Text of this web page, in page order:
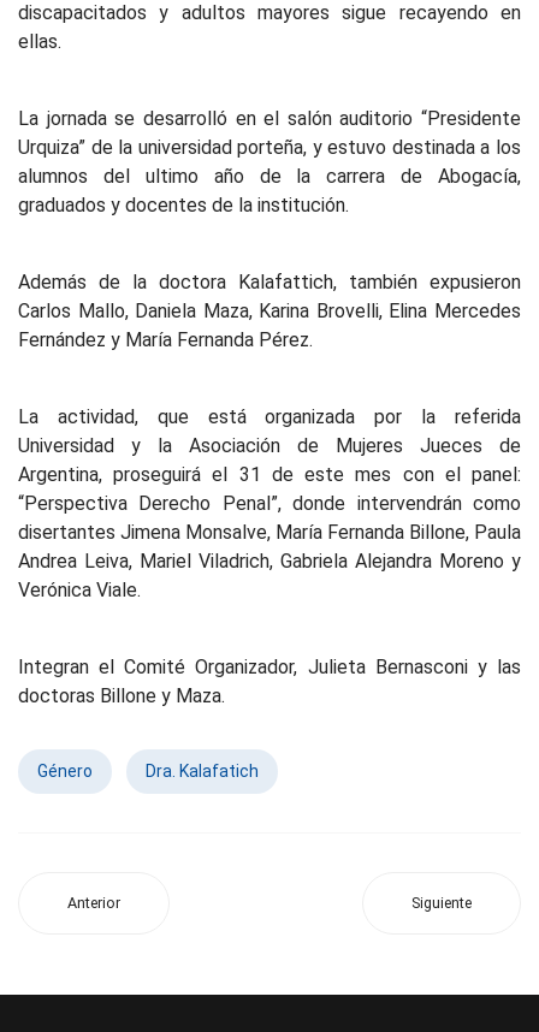
discapacitados y adultos mayores sigue recayendo en
ellas.
La jornada se desarrolló en el salón auditorio “Presidente
Urquiza” de la universidad porteña, y estuvo destinada a los
alumnos del ultimo año de la carrera de Abogacía,
graduados y docentes de la institución.
Además de la doctora Kalafattich, también expusieron
Carlos Mallo, Daniela Maza, Karina Brovelli, Elina Mercedes
Fernández y María Fernanda Pérez.
La actividad, que está organizada por la referida
Universidad y la Asociación de Mujeres Jueces de
Argentina, proseguirá el 31 de este mes con el panel:
“Perspectiva Derecho Penal”, donde intervendrán como
disertantes Jimena Monsalve, María Fernanda Billone, Paula
Andrea Leiva, Mariel Viladrich, Gabriela Alejandra Moreno y
Verónica Viale.
Integran el Comité Organizador, Julieta Bernasconi y las
doctoras Billone y Maza.
Género Dra. Kalafatich
Anterior Siguiente